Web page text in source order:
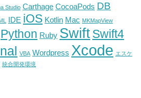
Studio Carthage CocoaPods DB
IDE iOS Kotlin Mac MKMapView
Python Ruby SwiftSwift4
VBA Wordpress Xcode エスケ
統合開発環境